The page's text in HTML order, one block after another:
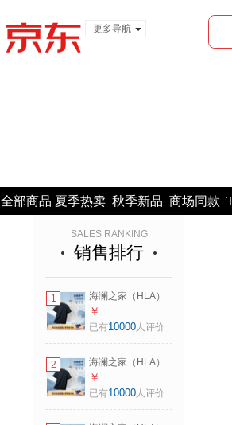
更多导航
全部商品 夏季热卖 秋季新品 商场同款
SALES RANKING
销售排行
1
海澜之家（HLA）
POLO衫男马年凉感
马上好运短袖男夏
175/92A 推荐
137~150斤
￥
已有10000人评价
2
海澜之家（HLA）
POLO衫男马年凉感
马上好运短袖男夏
￥
已有10000人评价